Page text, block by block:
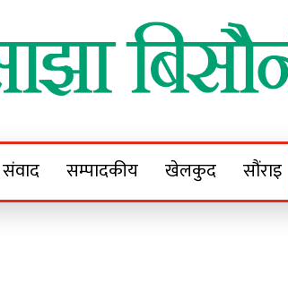
Bisaunee
सम्पादकीय खेलकुद सौंराइ